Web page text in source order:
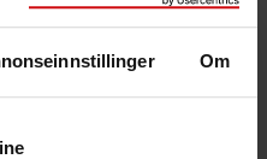
Om
kommunikasjon og
av salgssyklusen,